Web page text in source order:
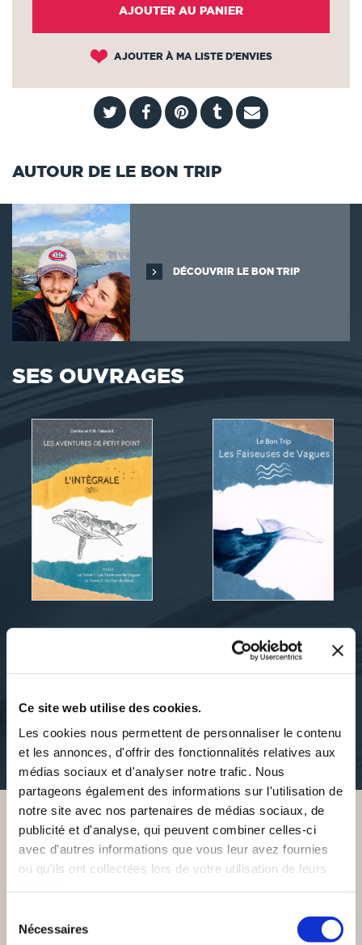
Ce site web utilise des cookies.
Les cookies nous permettent de personnaliser le contenu
et les annonces, d'offrir des fonctionnalités relatives aux
médias sociaux et d'analyser notre trafic. Nous
partageons également des informations sur l'utilisation de
notre site avec nos partenaires de médias sociaux, de
publicité et d'analyse, qui peuvent combiner celles-ci
avec d'autres informations que vous leur avez fournies
ou qu'ils ont collectées lors de votre utilisation de leurs
Nécessaires
AJOUTER AU PANIER
AJOUTER À MA LISTE D'ENVIES
AUTOUR DE LE BON TRIP
DÉCOUVRIR LE BON TRIP
SES OUVRAGES
PETIT POINT
13€50
Le Bon Trip
LES FAISEUSES DE
VAGUES
10€50
VOUS AIMEREZ AUSSI